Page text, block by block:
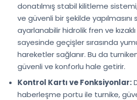
donatılmış stabil kilitleme
ve güvenli bir şekilde yapılmasını
ayarlanabilir hidrolik fren ve
sayesinde geçişler sırasında
hareketler sağlanır. Bu da
güvenli ve konforlu hale getirir.
Kontrol Kartı ve Fonksiyonlar:
haberleşme portu ile turnike,